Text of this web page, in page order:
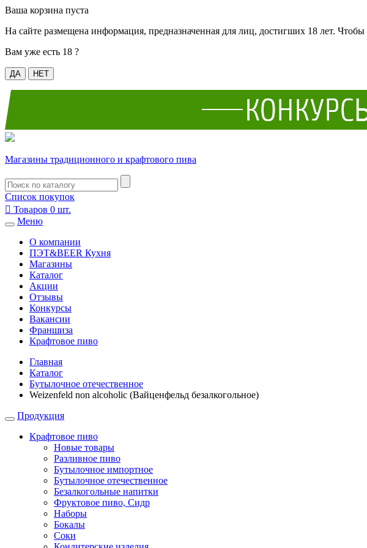
Ваша корзина пуста
На сайте размещена информация, предназначенная для лиц, достигших 18 лет.
Вам уже есть 18 ?
ДА НЕТ
Магазины традиционного и крафтового пива
Список покупок
 Товаров 0 шт.
Меню
О компании
ПЭТ&BEER Кухня
Магазины
Каталог
Акции
Отзывы
Конкурсы
Вакансии
Франшиза
Крафтовое пиво
Главная
Каталог
Бутылочное отечественное
Weizenfeld non alcoholic (Вайценфельд безалкогольное)
Продукция
Крафтовое пиво
Новые товары
Разливное пиво
Бутылочное импортное
Бутылочное отечественное
Безалкогольные напитки
Фруктовое пиво, Сидр
Наборы
Бокалы
Соки